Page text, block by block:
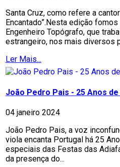
Santa Cruz, como refere a
Encantado”.Nesta edição
Engenheiro Topógrafo, que
estrangeiro, nos mais diversos
Ler Mais...
João Pedro Pais - 25 Anos
04 janeiro 2024
João Pedro Pais, a voz
viola encanta Portugal há 25
especiais das Festas das
da presença do...